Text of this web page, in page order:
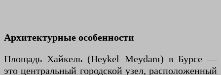
Архитектурные особенности
Площадь Хайкель (Heykel Meydanı) в Бурсе —
это центральный городской узел, расположенный